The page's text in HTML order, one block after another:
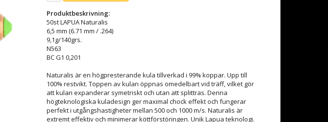
Produktbeskrivning:
50st LAPUA Naturalis
6,5 mm (6.71 mm / .264)
9,1g/140grs.
N563
BC G1 0,201
Naturalis är en högpresterande kula tillverkad i 99% koppar. Upp till
100% restvikt. Toppen av kulan öppnas omedelbart vid träff, vilket gör
att kulan expanderar symetriskt och utan att splittras. Denna
högteknologiska kuladesign ger maximal chock effekt och fungerar
perfekt i utgångshastigheter mellan 500 och 1000 m/s. Naturalis är
extremt effektiv och minimerar köttförstöringen. Unik Lapua teknologi.